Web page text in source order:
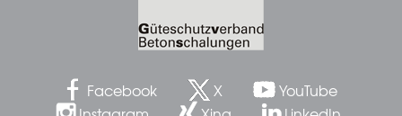
Facebook X
YouTube